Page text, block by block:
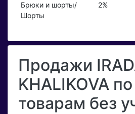
Брюки и шорты/
Шорты
2%
Продажи
KHALIKOVA
товарам без